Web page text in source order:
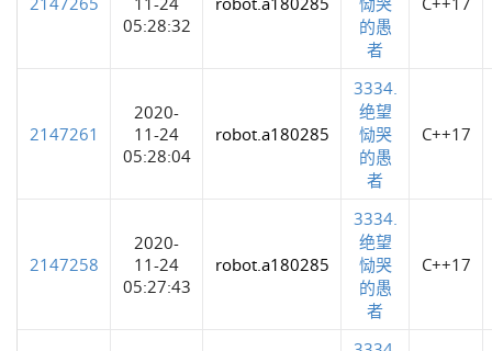
05:28:32
的愚
者
2147261
2020-
11-24
05:28:04
robot.a180285
3334.
绝望
恸哭
的愚
者
C++17
2147258
2020-
11-24
05:27:43
robot.a180285
3334.
绝望
恸哭
的愚
者
C++17